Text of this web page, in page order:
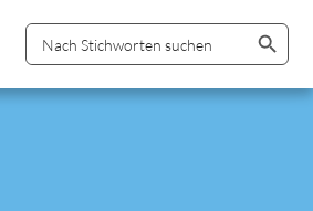
Search
for:
Search Button